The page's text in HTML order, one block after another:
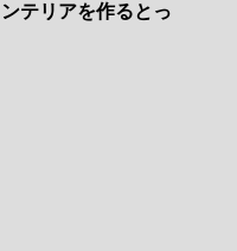
テリアを作るとっ